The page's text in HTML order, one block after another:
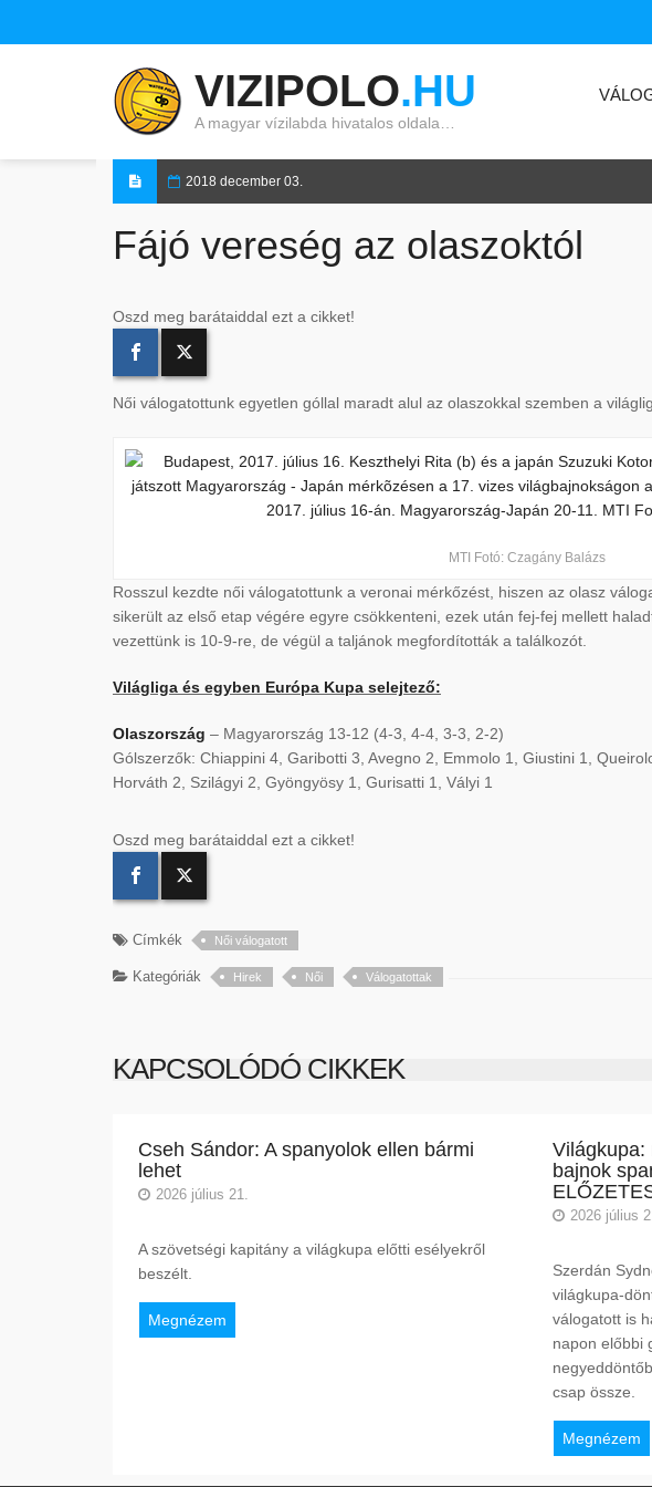
VIZIPOLO.HU
A magyar vízilabda hivatalos oldala…
2018 december 03.
Fájó vereség az olaszoktól
Oszd meg barátaiddal ezt a cikket!
Női válogatottunk egyetlen góllal maradt alul az olaszokkal szemben a
MTI Fotó: Czagány Balázs
Rosszul kezdte női válogatottunk a veronai mérkőzést, hiszen az olasz
sikerült az első etap végére egyre csökkenteni, ezek után fej-fej mellett
vezettünk is 10-9-re, de végül a taljánok megfordították a találkozót.
Világliga és egyben Európa Kupa selejtező:
Olaszország – Magyarország 13-12 (4-3, 4-4, 3-3, 2-2)
Gólszerzők: Chiappini 4, Garibotti 3, Avegno 2, Emmolo 1, Giustini 1,
Horváth 2, Szilágyi 2, Gyöngyösy 1, Gurisatti 1, Vályi 1
Oszd meg barátaiddal ezt a cikket!
Címkék Női válogatott
Kategóriák Hirek Női Válogatottak
KAPCSOLÓDÓ CIKKEK
Cseh Sándor: A spanyolok ellen bármi
lehet
2026 július 21.
A szövetségi kapitány a világkupa előtti esélyekről
beszélt.
Megnézem
Világkupa:
bajnok
2026 július
Szerdán
világkupa-
válogatott is
napon előbbi
csap össze.
Megnézem